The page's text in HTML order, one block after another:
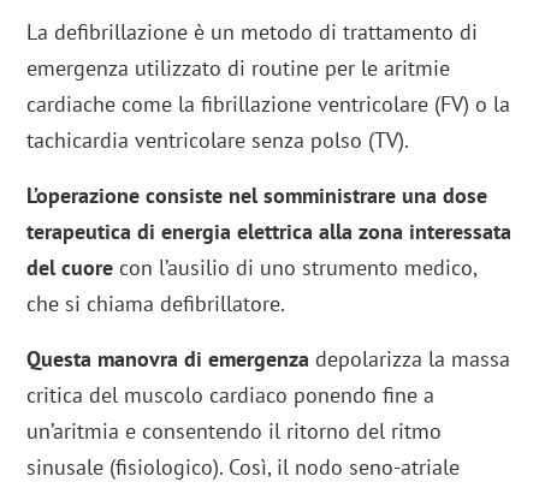
La defibrillazione è un metodo di trattamento di
emergenza utilizzato di routine per le aritmie
cardiache come la fibrillazione ventricolare (FV) o la
tachicardia ventricolare senza polso (TV).
L’operazione consiste nel somministrare una dose
terapeutica di energia elettrica alla zona interessata
del cuore con l’ausilio di uno strumento medico,
che si chiama defibrillatore.
Questa manovra di emergenza depolarizza la massa
critica del muscolo cardiaco ponendo fine a
un’aritmia e consentendo il ritorno del ritmo
sinusale (fisiologico). Così, il nodo seno-atriale